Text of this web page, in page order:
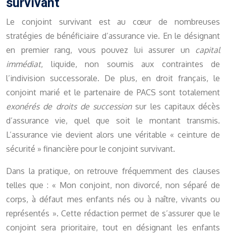
Le conjoint survivant est au cœur de nombreuses
stratégies de bénéficiaire d’assurance vie. En le désignant
en premier rang, vous pouvez lui assurer un capital
immédiat, liquide, non soumis aux contraintes de
l’indivision successorale. De plus, en droit français, le
conjoint marié et le partenaire de PACS sont totalement
exonérés de droits de successionsur les capitaux décès
d’assurance vie, quel que soit le montant transmis.
L’assurance vie devient alors une véritable « ceinture de
sécurité » financière pour le conjoint survivant.
Dans la pratique, on retrouve fréquemment des clauses
telles que : « Mon conjoint, non divorcé, non séparé de
corps, à défaut mes enfants nés ou à naître, vivants ou
représentés ». Cette rédaction permet de s’assurer que le
conjoint sera prioritaire, tout en désignant les enfants